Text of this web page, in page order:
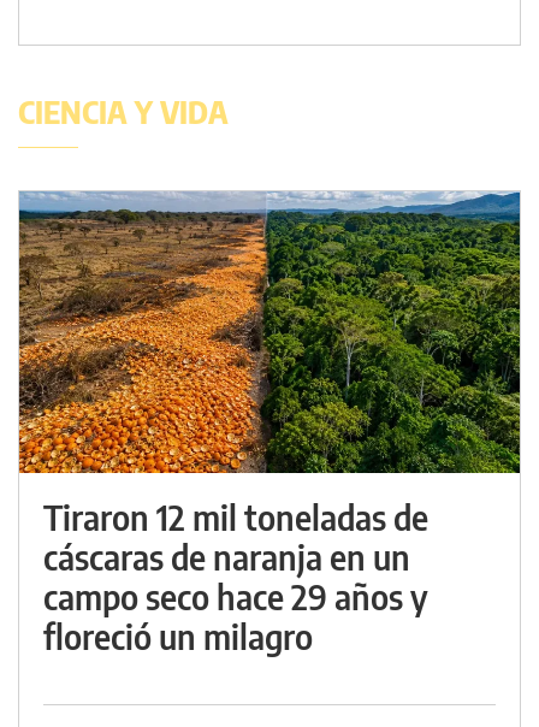
CIENCIA Y VIDA
Tiraron 12 mil toneladas de
cáscaras de naranja en un
campo seco hace 29 años y
floreció un milagro